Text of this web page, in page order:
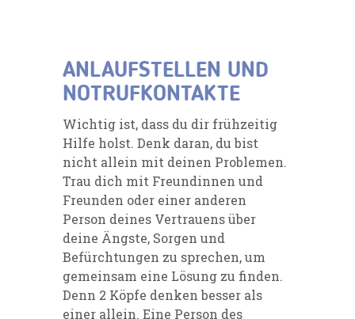
ANLAUFSTELLEN UND
NOTRUFKONTAKTE
Wichtig ist, dass du dir frühzeitig
Hilfe holst. Denk daran, du bist
nicht allein mit deinen Problemen.
Trau dich mit Freundinnen und
Freunden oder einer anderen
Person deines Vertrauens über
deine Ängste, Sorgen und
Befürchtungen zu sprechen, um
gemeinsam eine Lösung zu finden.
Denn 2 Köpfe denken besser als
einer allein. Eine Person des